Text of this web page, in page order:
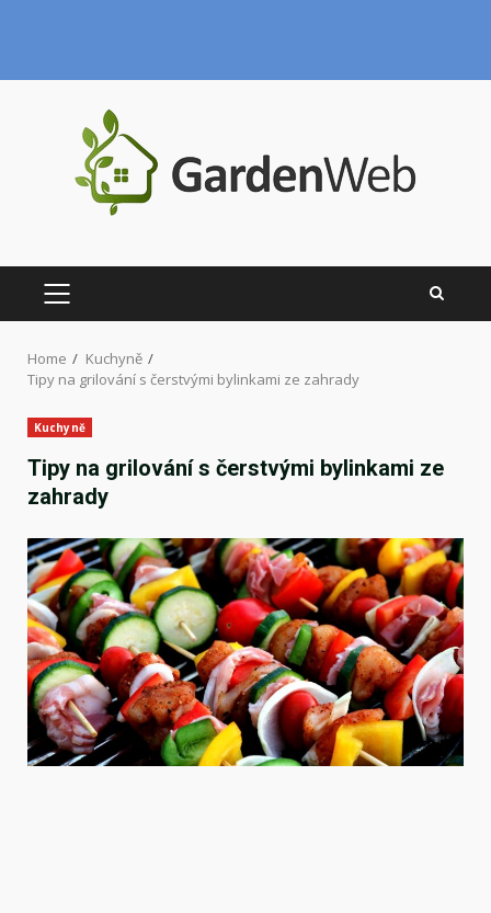
PRIMARY
Home
Kuchyně
Tipy na grilování s čerstvými bylinkami ze zahrady
Kuchyně
Tipy na grilování s čerstvými bylinkami ze
zahrady